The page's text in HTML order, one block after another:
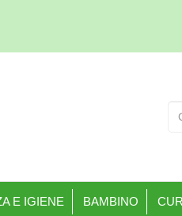
E IGIENE BAMBINO